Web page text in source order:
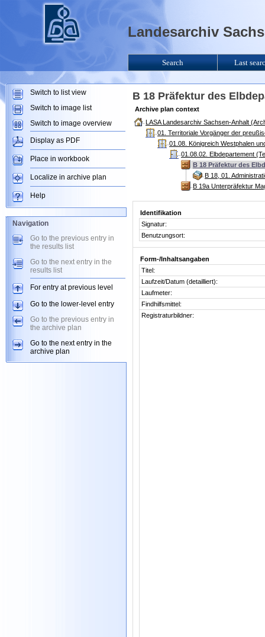
B 18 Präfektur des
Archive plan context
LASA Landesarchiv Sachsen-Anhalt
01. Territoriale Vorgänger der
01.08. Königreich Westphalen
01.08.02. Elbdepartement
B 18 Präfektur des
B 18, 01.
B 19a Unterpräfektur
Identifikation
Signatur:
Benutzungsort:
Form-/Inhaltsangaben
Titel:
Laufzeit/Datum (detailliert):
Laufmeter:
Findhilfsmittel:
Registraturbildner:
Landesarchiv
Search Last
Switch to list view
Switch to image list
Switch to image overview
Display as PDF
Place in workbook
Localize in archive plan
Help
Navigation
Go to the previous entry in
the results list
Go to the next entry in the
results list
For entry at previous level
Go to the lower-level entry
Go to the previous entry in
the archive plan
Go to the next entry in the
archive plan